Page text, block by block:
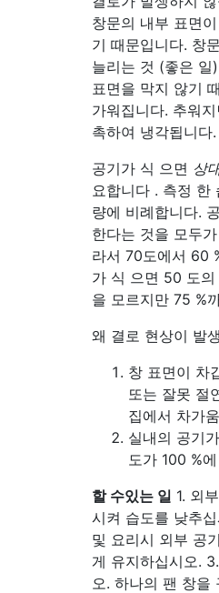
창문의 내부 표면
기 때문입니다. 창
늘리는 것 (좋은 일
표면을 막지 않기
가워집니다. 추워
촉하여 냉각됩니다.
공기가 식 으면 상
요합니다 . 측정 한
량에 비례합니다.
한다는 것을 모두
라서 70도에서 60
가 식 으면 50 도
을 모르지만 75 %
왜 결로 현상이 발
창 표면이 차
또는 잘못 절
집에서 차가
실내의 공기
도가 100 %
할 수있는 일 1. 외
시켜 습도를 낮추
및 요리시 외부 공
게 유지하십시오.
오. 하나의 팬 창을